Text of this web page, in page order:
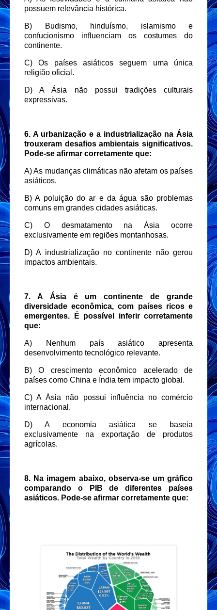
possuem relevância histórica.
B) Budismo, hinduísmo, islamismo e
confucionismo influenciam os costumes do
continente.
C) Os países asiáticos seguem uma única
religião oficial.
D) A Ásia não possui tradições culturais
expressivas.
6. A urbanização e a industrialização na Ásia
trouxeram desafios ambientais significativos.
Pode-se afirmar corretamente que:
A) As mudanças climáticas não afetam os países
asiáticos.
B) A poluição do ar e da água são problemas
comuns em grandes cidades asiáticas.
C) O desmatamento na Ásia ocorre
exclusivamente em regiões montanhosas.
D) A industrialização no continente não gerou
impactos ambientais.
7. A Ásia é um continente de grande
diversidade econômica, com países ricos e
emergentes. É possível inferir corretamente
que:
A) Nenhum país asiático apresenta
desenvolvimento tecnológico relevante.
B) O crescimento econômico acelerado de
países como China e Índia tem impacto global.
C) A Ásia não possui influência no comércio
internacional.
D) A economia asiática se baseia
exclusivamente na exportação de produtos
agrícolas.
8. Na imagem abaixo, observa-se um gráfico
comparando o PIB de diferentes países
asiáticos. Pode-se afirmar corretamente que: